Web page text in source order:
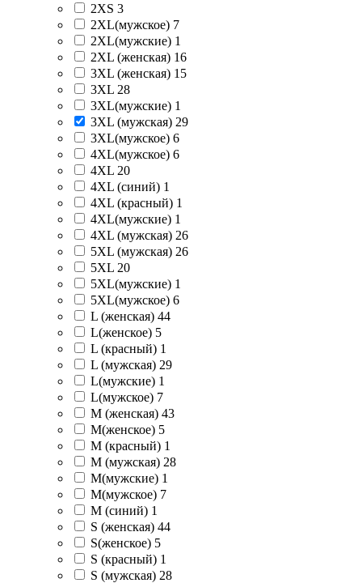
2XS 3
2XL(мужское) 7
2XL(мужские) 1
2XL (женская) 16
3XL (женская) 15
3XL 28
3XL(мужские) 1
3XL (мужская) 29
3XL(мужское) 6
4XL(мужское) 6
4XL 20
4XL (синий) 1
4XL (красный) 1
4XL(мужские) 1
4XL (мужская) 26
5XL (мужская) 26
5XL 20
5XL(мужские) 1
5XL(мужское) 6
L (женская) 44
L(женское) 5
L (красный) 1
L (мужская) 29
L(мужские) 1
L(мужское) 7
M (женская) 43
M(женское) 5
M (красный) 1
M (мужская) 28
M(мужские) 1
M(мужское) 7
M (синий) 1
S (женская) 44
S(женское) 5
S (красный) 1
S (мужская) 28